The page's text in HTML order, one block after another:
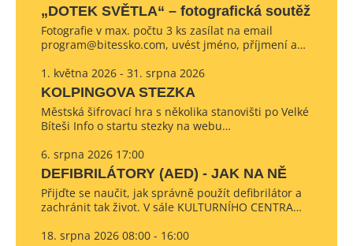
„DOTEK SVĚTLA“ – fotografická soutěž
Fotografie v max. počtu 3 ks zasílat na email
program@bitessko.com, uvést jméno, příjmení a…
1. května 2026 - 31. srpna 2026
KOLPINGOVA STEZKA
Městská šifrovací hra s několika stanovišti po Velké
Bíteši Info o startu stezky na webu…
6. srpna 2026 17:00
DEFIBRILÁTORY (AED) - JAK NA NĚ
Přijďte se naučit, jak správně použít defibrilátor a
zachránit tak život. V sále KULTURNÍHO CENTRA…
18. srpna 2026 08:00 - 16:00